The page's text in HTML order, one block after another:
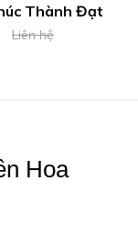
Thành Đạt
Liên hệ
Hoa